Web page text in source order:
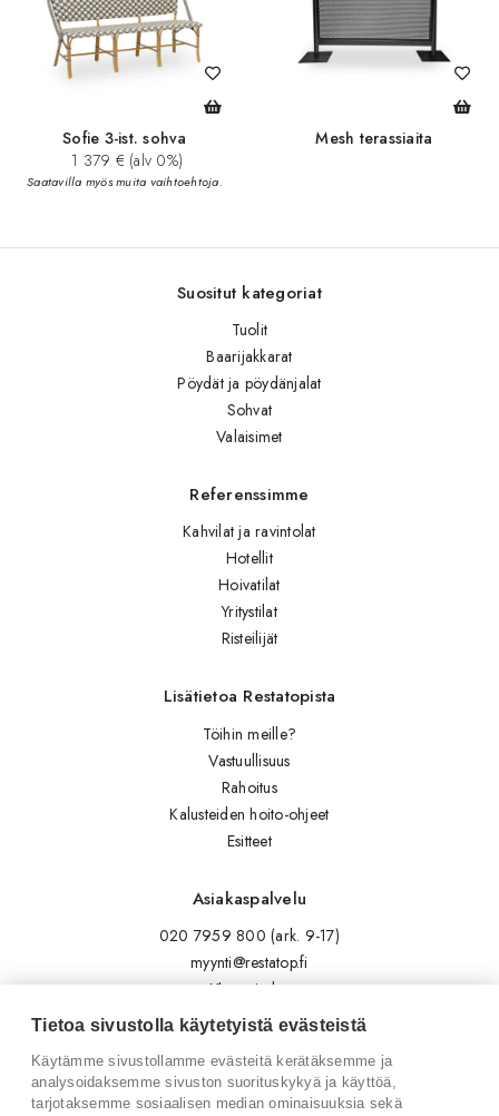
Sofie 3-ist. sohva
1 379 € (alv 0%)
Saatavilla myös muita vaihtoehtoja.
Mesh terassiaita
Suositut kategoriat
Tuolit
Baarijakkarat
Pöydät ja pöydänjalat
Sohvat
Valaisimet
Referenssimme
Kahvilat ja ravintolat
Hotellit
Hoivatilat
Yritystilat
Risteilijät
Lisätietoa Restatopista
Töihin meille?
Vastuullisuus
Rahoitus
Kalusteiden hoito-ohjeet
Esitteet
Asiakaspalvelu
020 7959 800 (ark. 9-17)
myynti@restatop.fi
Yhteystiedot
Lähetä viesti
Seuraa meitä
Tilaa uutiskirje
Tietoa sivustolla käytetyistä evästeistä
Käytämme sivustollamme evästeitä kerätäksemme ja
analysoidaksemme sivuston suorituskykyä ja käyttöä,
tarjotaksemme sosiaalisen median ominaisuuksia sekä